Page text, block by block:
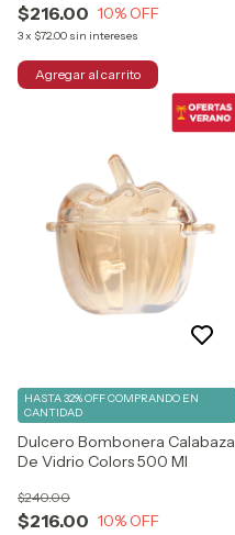
$216.00 10% OFF
3x $72.00 sin intereses
Dulcero Bombonera Calabaza
De Vidrio Colors 500 Ml
$216.00
$240.00
10% OFF
HASTA 32% OFFCOMPRANDO EN
CANTIDAD